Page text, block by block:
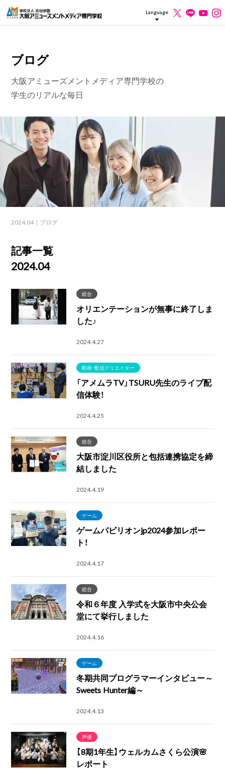
Language
ブログ
大阪アミューズメントメディア専門学校の
学生のリアルな毎日
2024.04 ｜ブログ
記事一覧
2024.04
総合
オリエンテーションが無事に終了しま
した♪
2024.4.27
動画・配信クリエイター
「アメムラTV」TSURU先生のライブ配
信体験！
2024.4.25
総合
大阪市淀川区役所と包括連携協定を締
結しました
2024.4.19
ゲーム
ゲームパビリオンjp2024参加レポー
ト！
2024.4.17
総合
令和６年度 入学式を大阪市中央公会
堂にて挙行しました
2024.4.16
ゲーム
冬期共同プログラマーインタビュー～
Sweets Hunter編～
2024.4.13
声優
【8期1年生】ウェルカムさくら公演🌸
レポート